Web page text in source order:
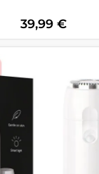
Regulärer Preis:
39,99 €